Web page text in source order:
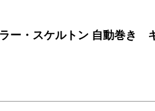
ー・スケルトン 自動巻き